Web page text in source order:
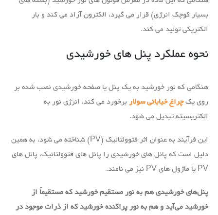
بسیار کوچک انرژی) قرار می گیرد، الکترون آزاد می کند و بار
الکتریکی تولید می کند.
نحوه عملکرد پنل های خورشیدی
هنگامی که نور خورشید به یک پنل یا صفحه خورشیدی نصب شده بر
روی یکچراغ خیابانی سولار برخورد می کند، انرژی نور به
الکتریسیته تبدیل می شود.
این فرآیند به عنوان اثر فتوولتائیک (PV) شناخته می شود، به همین
دلیل است که پانل های خورشیدی را پانل های فتوولتائیک، پانل های
PV یا ماژول های PV نیز می نامند.
پنل‌های خورشیدی هم به نور مستقیم خورشید که مستقیماً از
خورشید می‌آید و هم به نور پراکنده خورشید که از ذرات موجود در